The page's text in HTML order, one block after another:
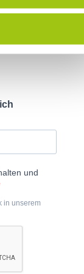
und
in unserem